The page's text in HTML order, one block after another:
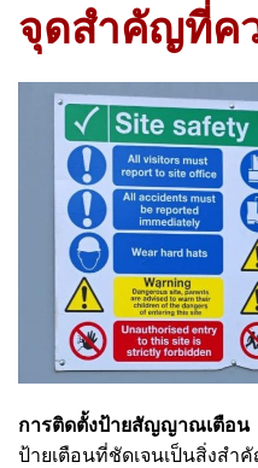
จุดสำคัญที่ค
การติดตั้งป้ายสัญญาณเตือน
ป้ายเตือนที่ชัดเจนเป็นสิ่งสำ